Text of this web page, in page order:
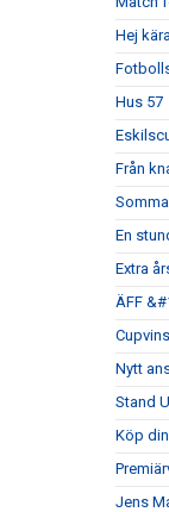
Hej
Hus 57
Från
En
Extra
ÄFF
Nytt
Stand
Köp
Jens